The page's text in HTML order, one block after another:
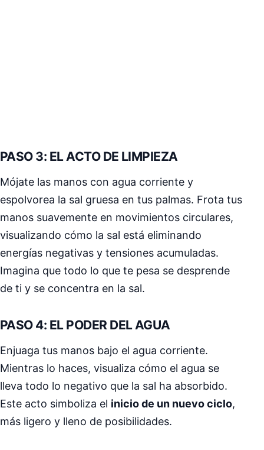
PASO 3: EL ACTO DE LIMPIEZA
Mójate las manos con agua corriente y
espolvorea la sal gruesa en tus palmas. Frota tus
manos suavemente en movimientos circulares,
visualizando cómo la sal está eliminando
energías negativas y tensiones acumuladas.
Imagina que todo lo que te pesa se desprende
de ti y se concentra en la sal.
PASO 4: EL PODER DEL AGUA
Enjuaga tus manos bajo el agua corriente.
Mientras lo haces, visualiza cómo el agua se
lleva todo lo negativo que la sal ha absorbido.
Este acto simboliza el inicio de un nuevo ciclo,
más ligero y lleno de posibilidades.